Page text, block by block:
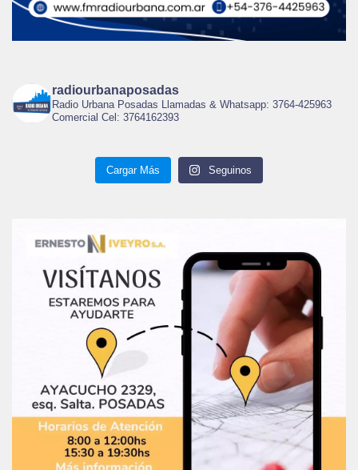
radiourbanaposadas
Radio Urbana Posadas Llamadas & Whatsapp: 3764-425963
Comercial Cel: 3764162393
Cargar Más Seguinos